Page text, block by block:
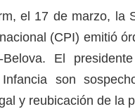
el 17 de marzo, la
(CPI) emitió
El
son
y reubicación de la